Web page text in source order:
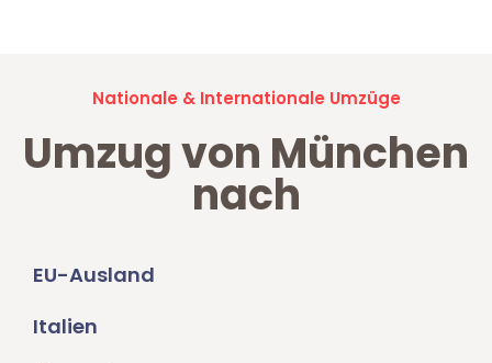
Nationale & Internationale Umzüge
Umzug von München
nach
EU-Ausland
Italien